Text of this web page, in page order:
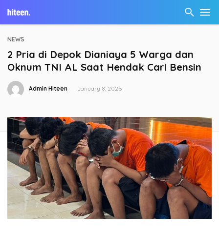
NEWS
2 Pria di Depok Dianiaya 5 Warga dan
Oknum TNI AL Saat Hendak Cari Bensin
Admin Hiteen January 8, 2026